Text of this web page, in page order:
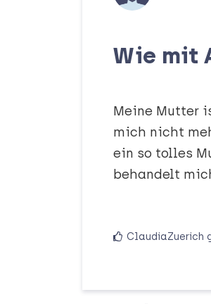
Wie mit
Meine Mutter
mich nicht
ein so tolles
behandelt
ClaudiaZuerich